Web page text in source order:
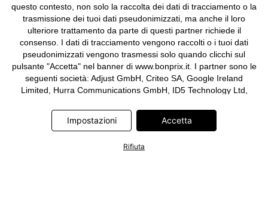
questo contesto, non solo la raccolta dei dati di tracciamento o la
trasmissione dei tuoi dati pseudonimizzati, ma anche il loro
ulteriore trattamento da parte di questi partner richiede il
consenso. I dati di tracciamento vengono raccolti o i tuoi dati
pseudonimizzati vengono trasmessi solo quando clicchi sul
pulsante "Accetta" nel banner di www.bonprix.it. I partner sono le
seguenti società: Adjust GmbH, Criteo SA, Google Ireland
Limited, Hurra Communications GmbH, ID5 Technology Ltd,
Limited, Pinterest Europe Limited, RTB-House GmbH, TikTok
Information Technologies UK Limited. Ulteriori informazioni sul
informativa privacy e cookie
Impostazioni Accetta
Rifiuta